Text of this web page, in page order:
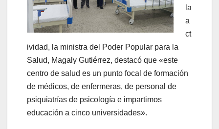
la
a
ct
ividad, la ministra del Poder Popular para la
Salud, Magaly Gutiérrez, destacó que «este
centro de salud es un punto focal de formación
de médicos, de enfermeras, de personal de
psiquiatrías de psicología e impartimos
educación a cinco universidades».